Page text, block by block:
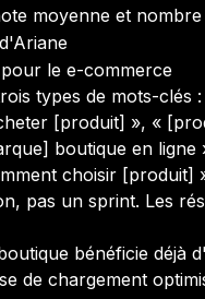
moyenne et nombre
le e-commerce
types de mots-clés :
[produit] », «
boutique en
choisir [produit]
pas un sprint. Les
bénéficie déjà
de chargement